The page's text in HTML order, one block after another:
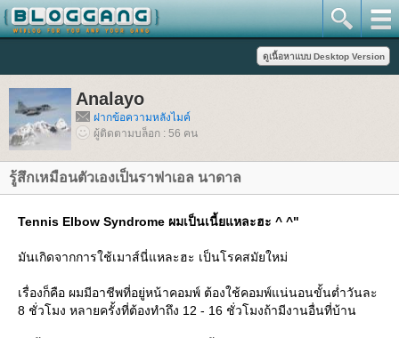
Analayo
ฝากข้อความหลังไมค์
ผู้ติดตามบล็อก : 56 คน
รู้สึกเหมือนตัวเองเป็นราฟาเอล นาดาล
Tennis Elbow Syndrome ผมเป็นเนี้ยแหละฮะ ^ ^"
มันเกิดจากการใช้เมาส์นี่แหละฮะ เป็นโรคสมัยใหม่
เรื่องก็คือ ผมมีอาชีพที่อยู่หน้าคอมพ์ ต้องใช้คอมพ์แน่นอนขั้นต่ำวันละ
8 ชั่วโมง หลายครั้งที่ต้องทำถึง 12 - 16 ชั่วโมงถ้ามีงานอื่นที่บ้าน